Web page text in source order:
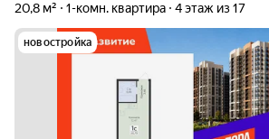
20,8 м²
1-комн. квартира 4 этаж из 17
новостройка